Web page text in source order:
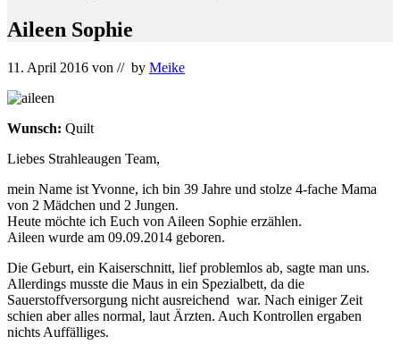
Aileen Sophie
11. April 2016 von // by Meike
Wunsch: Quilt
Liebes Strahleaugen Team,
mein Name ist Yvonne, ich bin 39 Jahre und stolze 4-fache Mama
von 2 Mädchen und 2 Jungen.
Heute möchte ich Euch von Aileen Sophie erzählen.
Aileen wurde am 09.09.2014 geboren.
Die Geburt, ein Kaiserschnitt, lief problemlos ab, sagte man uns.
Allerdings musste die Maus in ein Spezialbett, da die
Sauerstoffversorgung nicht ausreichend war. Nach einiger Zeit
schien aber alles normal, laut Ärzten. Auch Kontrollen ergaben
nichts Auffälliges.